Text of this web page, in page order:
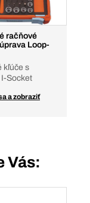
račňové
Loop-
kľúče s
Socket
a zobraziť
Vás: